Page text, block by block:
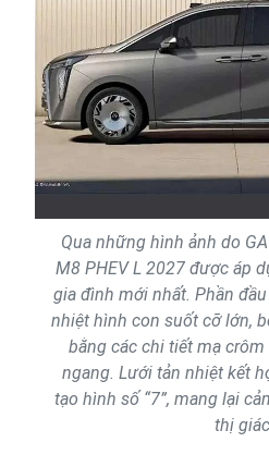
Qua những hình ảnh do
M8 PHEV L 2027 được áp
gia đình mới nhất. Phần
nhiệt hình con suốt cỡ lớn,
bằng các chi tiết mạ
ngang. Lưới tản nhiệt kết
tạo hình số “7”, mang lại
thị giác.